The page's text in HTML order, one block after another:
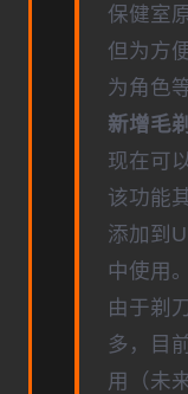
保健室
但为方
为角色
新增毛
现在可
该功能
添加到
中使用。
由于剃
多，目
用（未